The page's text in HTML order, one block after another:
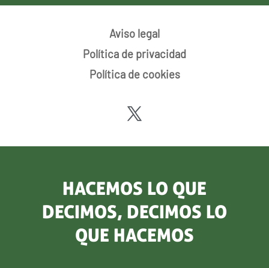
Aviso legal
Política de privacidad
Política de cookies
HACEMOS LO QUE
DECIMOS, DECIMOS LO
QUE HACEMOS